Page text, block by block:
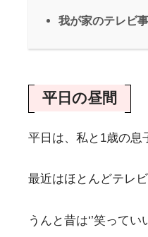
我が家のテレビ
平日の昼間
平日は、私と1歳の息
最近はほとんどテレ
うんと昔は‘’笑って